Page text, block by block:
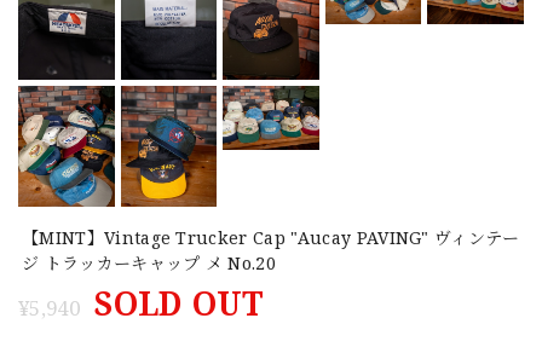
【MINT】Vintage Trucker Cap "Aucay PAVING" ヴィンテー
ジ トラッカーキャップ メ No.20
¥5,940 SOLD OUT